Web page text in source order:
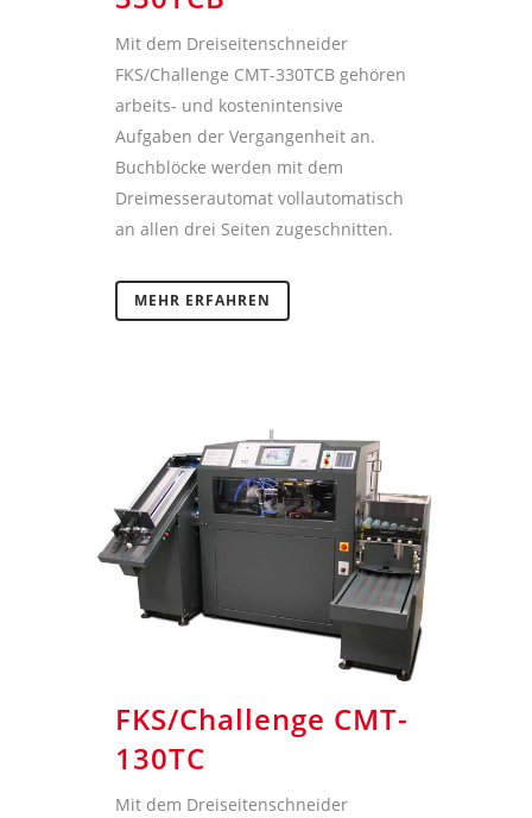
Mit dem Dreiseitenschneider
FKS/Challenge CMT-330TCB gehören
arbeits- und kostenintensive
Aufgaben der Vergangenheit an.
Buchblöcke werden mit dem
Dreimesserautomat vollautomatisch
an allen drei Seiten zugeschnitten.
MEHR ERFAHREN
FKS/Challenge CMT-
130TC
Mit dem Dreiseitenschneider